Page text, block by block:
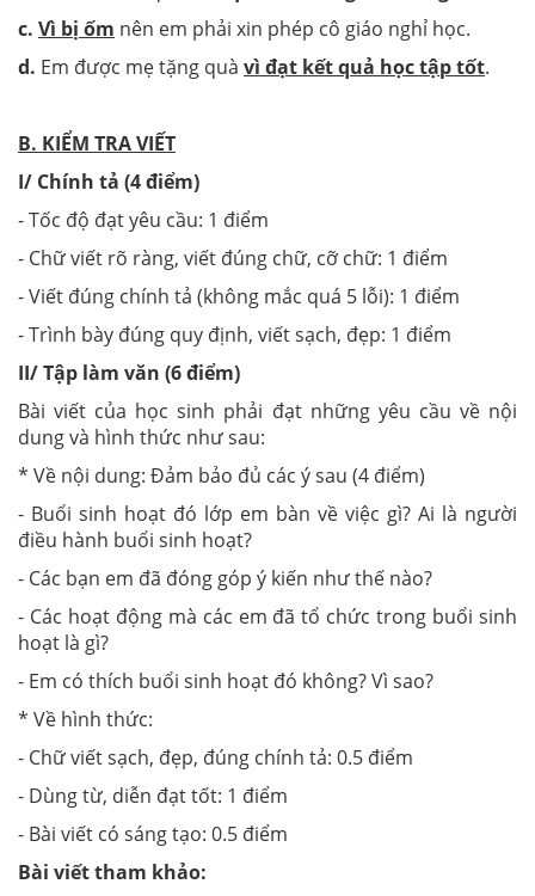
c. Vì bị ốm nên em phải xin phép cô giáo nghỉ học.
d. Em được mẹ tặng quà vì đạt kết quả học tập tốt.
B. KIỂM TRA VIẾT
I/ Chính tả (4 điểm)
- Tốc độ đạt yêu cầu: 1 điểm
- Chữ viết rõ ràng, viết đúng chữ, cỡ chữ: 1 điểm
- Viết đúng chính tả (không mắc quá 5 lỗi): 1 điểm
- Trình bày đúng quy định, viết sạch, đẹp: 1 điểm
II/ Tập làm văn (6 điểm)
Bài viết của học sinh phải đạt những yêu cầu về nội
dung và hình thức như sau:
* Về nội dung: Đảm bảo đủ các ý sau (4 điểm)
- Buổi sinh hoạt đó lớp em bàn về việc gì? Ai là người
điều hành buổi sinh hoạt?
- Các bạn em đã đóng góp ý kiến như thế nào?
- Các hoạt động mà các em đã tổ chức trong buổi sinh
hoạt là gì?
- Em có thích buổi sinh hoạt đó không? Vì sao?
* Về hình thức:
- Chữ viết sạch, đẹp, đúng chính tả: 0.5 điểm
- Dùng từ, diễn đạt tốt: 1 điểm
- Bài viết có sáng tạo: 0.5 điểm
Bài viết tham khảo: